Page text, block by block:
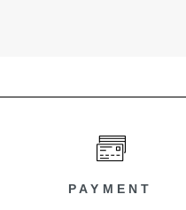
PAYMENT